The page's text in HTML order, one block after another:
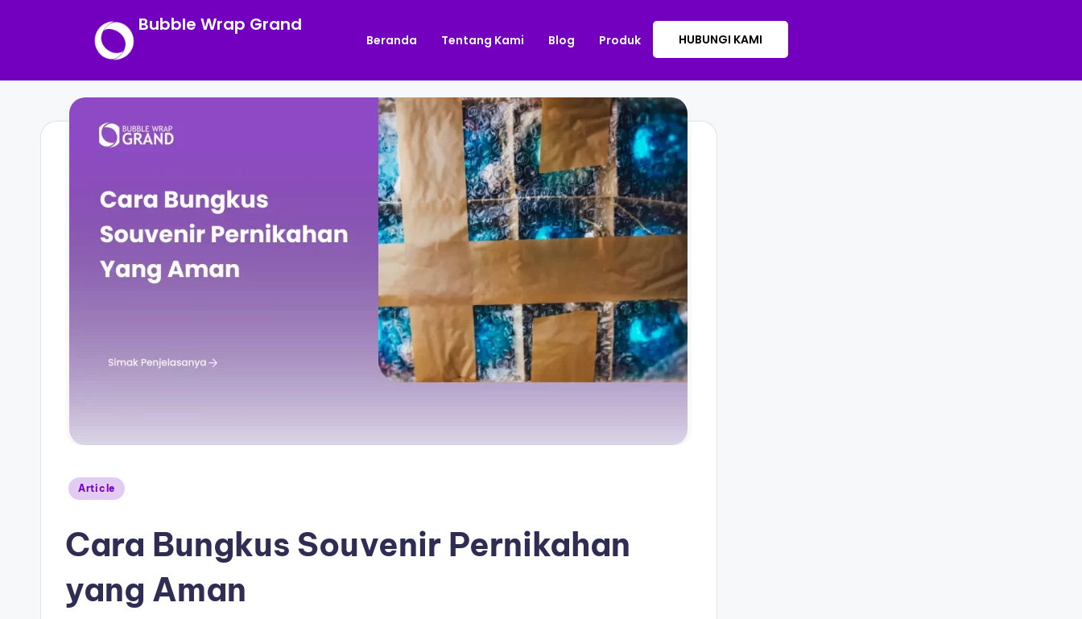
Bubble Wrap Grand
Beranda Tentang Kami Blog Produk HUBUNGI KAMI
Article
Cara Bungkus Souvenir Pernikahan
yang Aman